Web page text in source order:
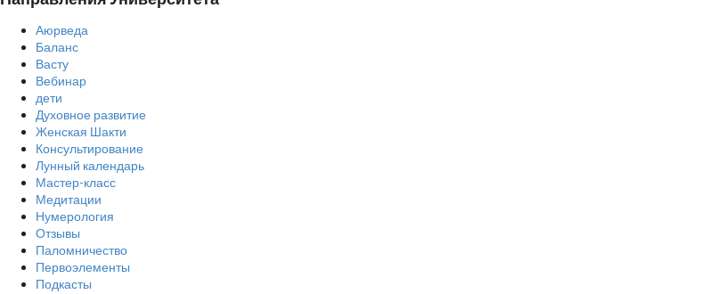
Аюрведа
Баланс
Васту
Вебинар
дети
Духовное развитие
Женская Шакти
Консультирование
Лунный календарь
Мастер-класс
Медитации
Нумерология
Отзывы
Паломничество
Первоэлементы
Подкасты